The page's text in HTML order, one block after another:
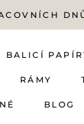
BALICÍ
BALICÍ
RÁMY
RÁMYBLOG
BLOG